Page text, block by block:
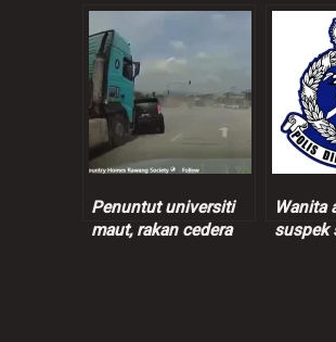
Penuntut universiti
maut, rakan cedera
Wanita
suspek